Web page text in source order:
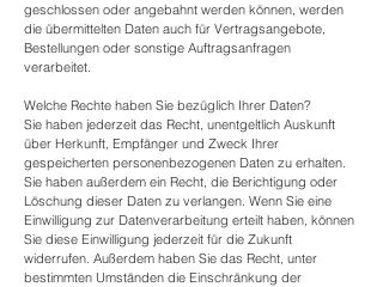
geschlossen oder angebahnt werden können, werden
die übermittelten Daten auch für Vertragsangebote,
Bestellungen oder sonstige Auftragsanfragen
verarbeitet.
Welche Rechte haben Sie bezüglich Ihrer Daten?
Sie haben jederzeit das Recht, unentgeltlich Auskunft
über Herkunft, Empfänger und Zweck Ihrer
gespeicherten personenbezogenen Daten zu erhalten.
Sie haben außerdem ein Recht, die Berichtigung oder
Löschung dieser Daten zu verlangen. Wenn Sie eine
Einwilligung zur Datenverarbeitung erteilt haben, können
Sie diese Einwilligung jederzeit für die Zukunft
widerrufen. Außerdem haben Sie das Recht, unter
bestimmten Umständen die Einschränkung der